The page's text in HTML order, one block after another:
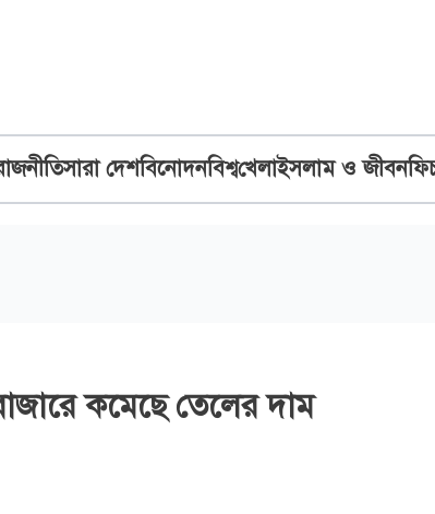
সারা দেশবিনোদনবিশ্বখেলাইসলাম ও জীবন
কমেছে তেলের দাম